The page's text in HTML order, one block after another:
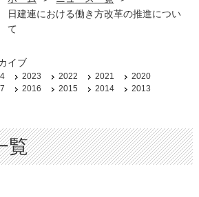
日建連における働き方改革の推進につい
て
覧
イブ
2023 2022 2021
2020
2016 2015 2014
2013